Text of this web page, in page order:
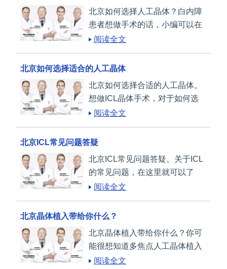
北京如何选择人工晶体？白内障
患者想做手术的话，小编可以在
如何选择人工晶体上给一些建议
阅读全文
北京如何选择适合的人工晶体
北京如何选择合适的人工晶体。
想做ICL晶体手术，对于如何选
择合适的人工晶体这个问题需要
阅读全文
北京ICL常见问题答疑
北京ICL常见问题答疑。关于ICL
的常见问题，在这里就可以了
解。
阅读全文
北京晶体植入带给你什么？
北京晶体植入带给你什么？你可
能很想知道多焦点人工晶体植入
究竟能带给你什么，看看这篇文
阅读全文